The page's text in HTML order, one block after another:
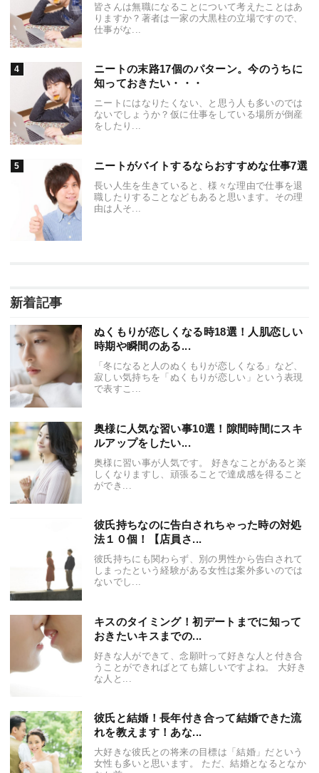
皆さんは無職になることについて考えたことはあ
りますか？著者は一家の大黒柱の立場ですので、
仕事がな...
ニートの末路17個のパターン。今のうちに
知っておきたい・・・
ニートにはなりたくない、と思う人も多いのでは
ないでしょうか？仮に仕事をしている場所が倒産
をしたり...
ニートがバイトするならおすすめな仕事7選
長い人生を生きていると、様々な理由で仕事を退
職したりすることなどもあると思います。その理
由は人そ...
新着記事
ぬくもりが恋しくなる時18選！人肌恋しい
時期や瞬間のある...
「冬になると人のぬくもりが恋しくなる」など、
寂しい気持ちを「ぬくもりが恋しい」という表現
で表すこ...
奥様に人気な習い事10選！隙間時間にスキ
ルアップをしたい...
奥様に習い事が人気です。 好きなことがあると楽
しくなりますし、頑張ることで達成感を得ること
ができ...
彼氏持ちなのに告白されちゃった時の対処
法１０個！【店員さ...
彼氏持ちにも関わらず、別の男性から告白されて
しまったという経験がある女性は案外多いのでは
ないでし...
キスのタイミング！初デートまでに知って
おきたいキスまでの...
好きな人ができて、念願叶って好きな人と付き合
うことができればとても嬉しいですよね。 大好き
な人と...
彼氏と結婚！長年付き合って結婚できた流
れを教えます！あな...
大好きな彼氏との将来の目標は「結婚」だという
女性も多いと思います。 ただ、結婚となるとなか